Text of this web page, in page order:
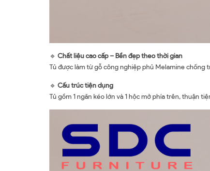
🔹 Chất liệu cao cấp – Bền đẹp theo thời gian
Tủ được làm từ gỗ công nghiệp phủ Melamine chống
🔹 Cấu trúc tiện dụng
Tủ gồm 1 ngăn kéo lớn và 1 hộc mở phía trên, thuận